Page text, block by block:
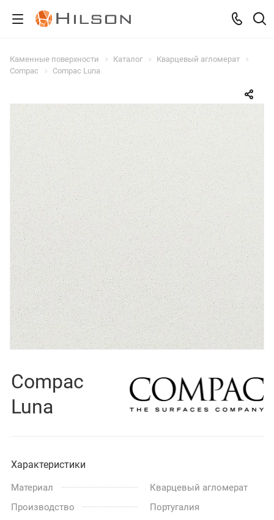
Каменные поверхности Каталог
Кварцевый агломерат
Compac
Compac Luna
Compac
Luna
Характеристики
Материал
Кварцевый агломерат
Производство
Португалия